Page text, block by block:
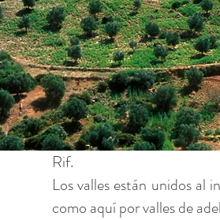
Rif.
Los valles están unidos al
como aquí por valles de